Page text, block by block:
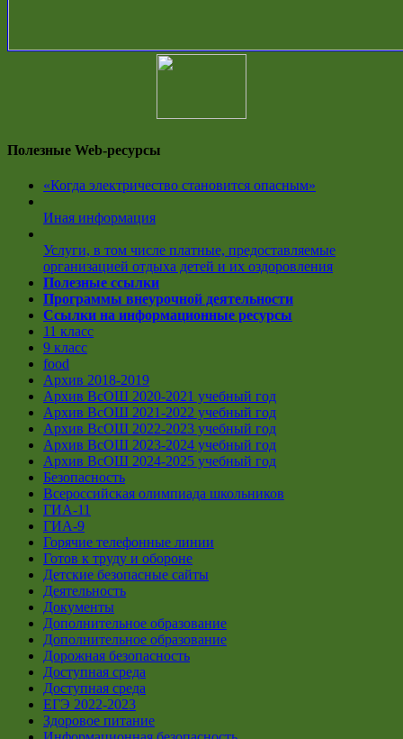
Полезные Web-ресурсы
«Когда электричество становится опасным»
Иная информация
Услуги, в том числе платные, предоставляемые
организацией отдыха детей и их оздоровления
Полезные ссылки
Программы внеурочной деятельности
Ссылки на информационные ресурсы
11 класс
9 класс
food
Архив 2018-2019
Архив ВсОШ 2020-2021 учебный год
Архив ВсОШ 2021-2022 учебный год
Архив ВсОШ 2022-2023 учебный год
Архив ВсОШ 2023-2024 учебный год
Архив ВсОШ 2024-2025 учебный год
Безопасность
Всероссийская олимпиада школьников
ГИА-11
ГИА-9
Горячие телефонные линии
Готов к труду и обороне
Детские безопасные сайты
Деятельность
Документы
Дополнительное образование
Дополнительное образование
Дорожная безопасность
Доступная среда
Доступная среда
ЕГЭ 2022-2023
Здоровое питание